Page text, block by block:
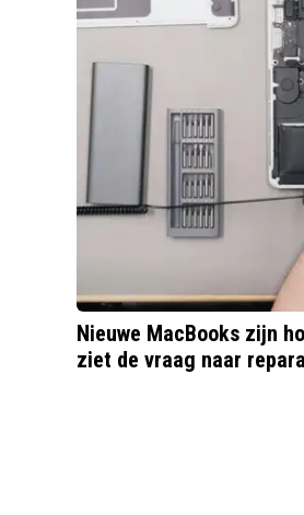
Nieuwe MacBooks zijn
ziet de vraag naar